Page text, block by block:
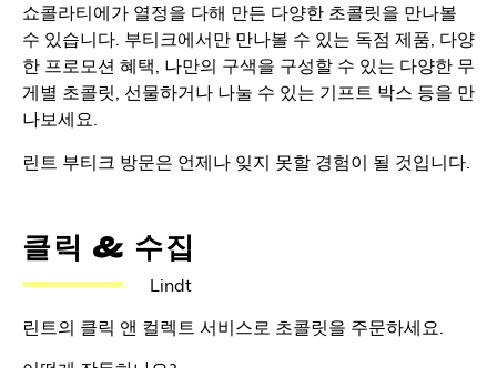
쇼콜라티에가 열정을 다해 만든 다양한 초콜릿을 만나볼
수 있습니다. 부티크에서만 만나볼 수 있는 독점 제품, 다양
한 프로모션 혜택, 나만의 구색을 구성할 수 있는 다양한 무
게별 초콜릿, 선물하거나 나눌 수 있는 기프트 박스 등을 만
나보세요.
린트 부티크 방문은 언제나 잊지 못할 경험이 될 것입니다.
클릭 & 수집
Lindt
린트의 클릭 앤 컬렉트 서비스로 초콜릿을 주문하세요.